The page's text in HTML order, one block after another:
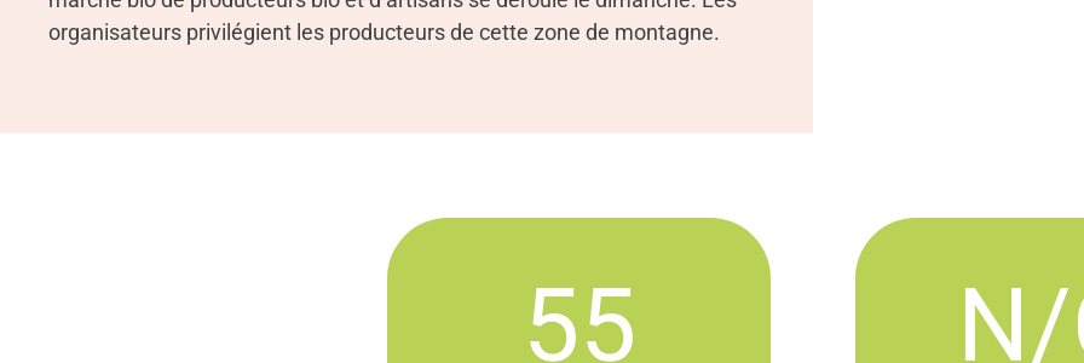
organisateurs privilégient les producteurs de cette zone de montagne.
55